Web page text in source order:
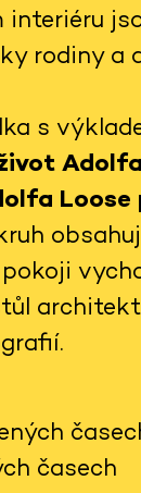
rodiny a
s
časech